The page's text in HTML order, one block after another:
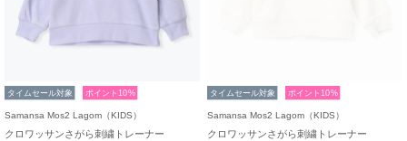
タイムセール対象 ポイント10%
Samansa Mos2 Lagom（KIDS）
クロワッサンさがら刺繍トレーナー
タイムセール対象 ポイント10%
Samansa Mos2 Lagom（KIDS）
クロワッサンさがら刺繍トレーナー